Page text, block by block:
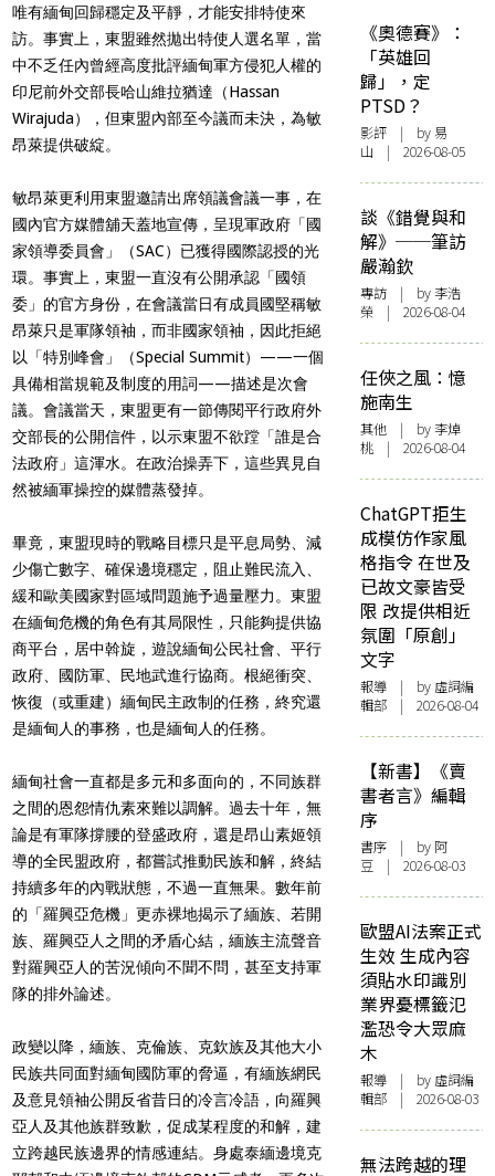
唯有緬甸回歸穩定及平靜，才能安排特使來
訪。事實上，東盟雖然拋出特使人選名單，當
中不乏任內曾經高度批評緬甸軍方侵犯人權的
印尼前外交部長哈山維拉猶達（Hassan
Wirajuda），但東盟內部至今議而未決，為敏
昂萊提供破綻。
敏昂萊更利用東盟邀請出席領議會議一事，在
國內官方媒體舖天蓋地宣傳，呈現軍政府「國
家領導委員會」（SAC）已獲得國際認授的光
環。事實上，東盟一直沒有公開承認「國領
委」的官方身份，在會議當日有成員國堅稱敏
昂萊只是軍隊領袖，而非國家領袖，因此拒絕
以「特別峰會」（Special Summit）——一個
具備相當規範及制度的用詞——描述是次會
議。會議當天，東盟更有一節傳閱平行政府外
交部長的公開信件，以示東盟不欲蹚「誰是合
法政府」這渾水。在政治操弄下，這些異見自
然被緬軍操控的媒體蒸發掉。
畢竟，東盟現時的戰略目標只是平息局勢、減
少傷亡數字、確保邊境穩定，阻止難民流入、
緩和歐美國家對區域問題施予過量壓力。東盟
在緬甸危機的角色有其局限性，只能夠提供協
商平台，居中斡旋，遊說緬甸公民社會、平行
政府、國防軍、民地武進行協商。根絕衝突、
恢復（或重建）緬甸民主政制的任務，終究還
是緬甸人的事務，也是緬甸人的任務。
緬甸社會一直都是多元和多面向的，不同族群
之間的恩怨情仇素來難以調解。過去十年，無
論是有軍隊撐腰的登盛政府，還是昂山素姬領
導的全民盟政府，都嘗試推動民族和解，終結
持續多年的內戰狀態，不過一直無果。數年前
的「羅興亞危機」更赤裸地揭示了緬族、若開
族、羅興亞人之間的矛盾心結，緬族主流聲音
對羅興亞人的苦況傾向不聞不問，甚至支持軍
隊的排外論述。
政變以降，緬族、克倫族、克欽族及其他大小
民族共同面對緬甸國防軍的脅逼，有緬族網民
及意見領袖公開反省昔日的冷言冷語，向羅興
亞人及其他族群致歉，促成某程度的和解，建
立跨越民族邊界的情感連結。身處泰緬邊境克
《奧德賽》：
「英雄回
歸」，定
PTSD？
影評 | by 易
山 | 2026-08-05
談《錯覺與和
解》──筆訪
嚴瀚欽
專訪 | by 李浩
榮 | 2026-08-04
任俠之風：憶
施南生
其他 | by 李焯
桃 | 2026-08-04
ChatGPT拒生
成模仿作家風
格指令 在世及
已故文豪皆受
限 改提供相近
氛圍「原創」
文字
報導 | by 虛詞編
輯部 | 2026-08-04
【新書】《賣
書者言》編輯
序
書序 | by 阿
豆 | 2026-08-03
歐盟AI法案正式
生效 生成內容
須貼水印識別
業界憂標籤氾
濫恐令大眾麻
木
報導 | by 虛詞編
輯部 | 2026-08-03
無法跨越的理